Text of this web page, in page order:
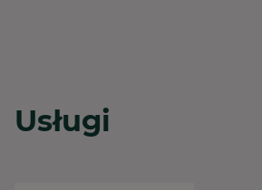
Usługi